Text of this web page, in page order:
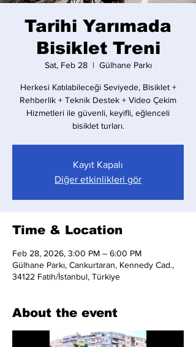
Tarihi Yarımada
Bisiklet Treni
Sat, Feb 28
  |
Gülhane Parkı
Herkesi Katılabileceği Seviyede, Bisiklet +
Rehberlik + Teknik Destek + Video Çekim
Hizmetleri ile güvenli, keyifli, eğlenceli
bisiklet turları.
Kayıt Kapalı
Diğer etkinlikleri gör
Time & Location
Feb 28, 2026, 3:00 PM – 6:00 PM
Gülhane Parkı, Cankurtaran, Kennedy Cad.,
34122 Fatih/İstanbul, Türkiye
About the event